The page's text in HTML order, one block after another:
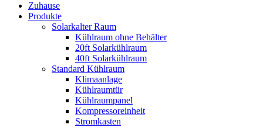
Zuhause
Produkte
Solarkalter Raum
Kühlraum ohne Behälter
20ft Solarkühlraum
40ft Solarkühlraum
Standard Kühlraum
Klimaanlage
Kühlraumtür
Kühlraumpanel
Kompressoreinheit
Stromkasten